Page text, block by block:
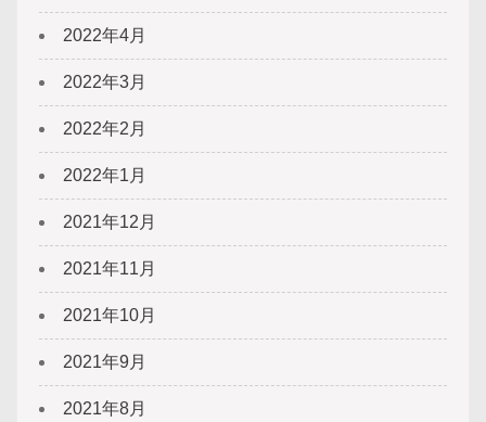
2022年4月
2022年3月
2022年2月
2022年1月
2021年12月
2021年11月
2021年10月
2021年9月
2021年8月